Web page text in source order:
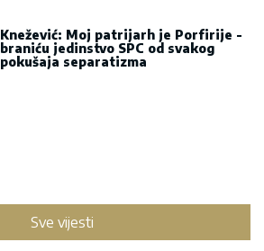
Knežević: Moj patrijarh je Porfirije -
braniću jedinstvo SPC od svakog
pokušaja separatizma
Sve vijesti